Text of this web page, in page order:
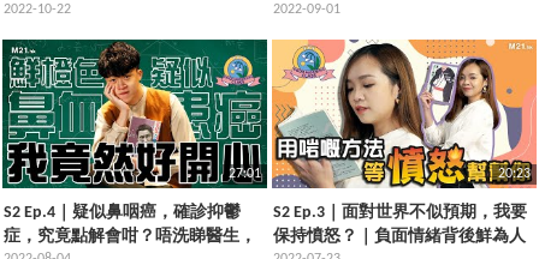
凱閱讀西倫 • 杜蒙作品
2022-10-22
開心？
2022-09-01
27:01
S2 Ep.4｜疑似鼻咽癌，確診抑鬱
症，究竟點解會咁？唔洗睇醫生，
20:23
S2 Ep.3｜面對世界不似預期，我要
保持憤怒？｜負面情緒背後鮮為人